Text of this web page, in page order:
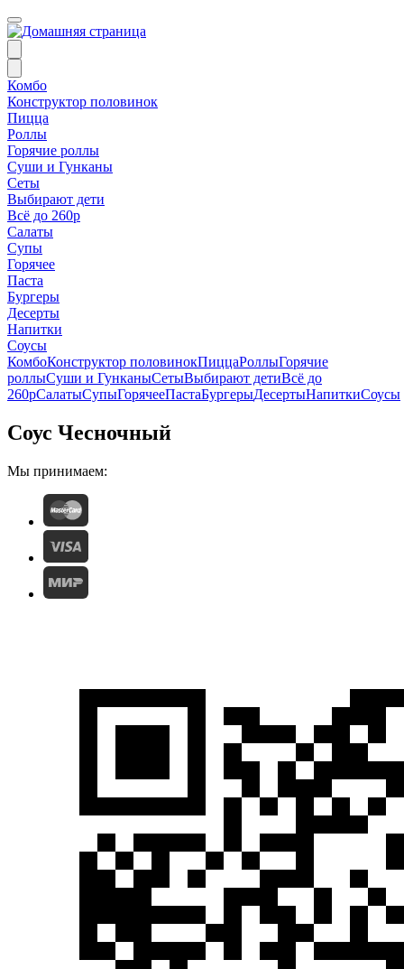
Комбо
Конструктор половинок
Пицца
Роллы
Горячие роллы
Суши и Гунканы
Сеты
Выбирают дети
Всё до 260р
Салаты
Супы
Горячее
Паста
Бургеры
Десерты
Напитки
Соусы
КомбоКонструктор половинокПиццаРоллыГорячие
роллыСуши и ГунканыСетыВыбирают детиВсё до
260рСалатыСупыГорячееПастаБургерыДесертыНапиткиСоусы
Соус Чесночный
Мы принимаем: